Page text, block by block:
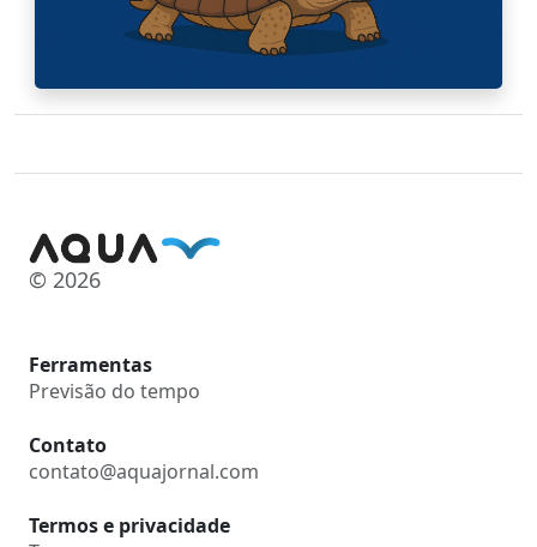
© 2026
Ferramentas
Previsão do tempo
Contato
contato@aquajornal.com
Termos e privacidade